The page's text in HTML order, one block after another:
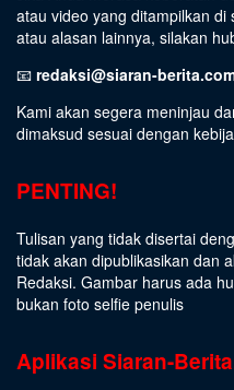
atau video yang ditampilkan
atau alasan lainnya, silakan
📧 redaksi@siaran-
Kami akan segera meninjau
dimaksud sesuai dengan
PENTING!
Tulisan yang tidak disertai
tidak akan dipublikasikan dan
Redaksi. Gambar harus ada
bukan foto selfie penulis
Aplikasi Siaran-